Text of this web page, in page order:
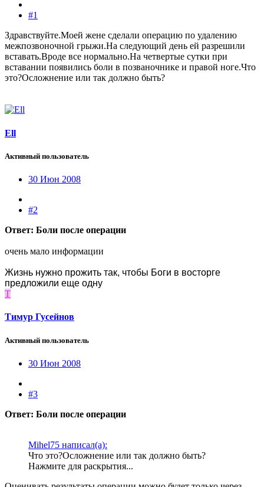
#1
Здравствуйте.Моей жене сделали операцию по удалению
межпозвоночной грыжи.На следующий день ей разрешили
вставать.Вроде все нормально.На четвертые сутки при
вставании появились боли в позваночнике и правой ноге.Что
это?Осложнение или так должно быть?
Ell
Активный пользователь
30 Июн 2008
#2
Ответ: Боли после операции
очень мало информации
Жизнь нужно прожить так, чтобы Боги в восторге
предложили еще одну
Т
Тимур Гусейнов
Активный пользователь
30 Июн 2008
#3
Ответ: Боли после операции
Mihel75 написал(а):
Что это?Осложнение или так должно быть?
Нажмите для раскрытия...